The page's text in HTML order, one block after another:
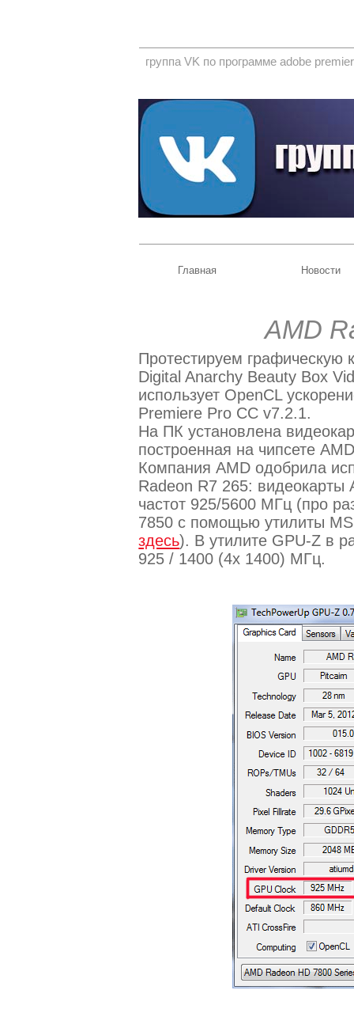
группа VK по программе adobe
Главная Новости
AMD
Протестируем
Digital Anarchy Beauty Box
использует OpenCL
Premiere Pro CC v7.2.1.
На ПК установлена
построенная на чипсете
Компания AMD одобрила
Radeon R7 265: видеокарты
частот 925/5600 МГц (про
7850 с помощью утилиты
здесь). В утилите GPU-Z в
925 / 1400 (4х 1400) МГц.